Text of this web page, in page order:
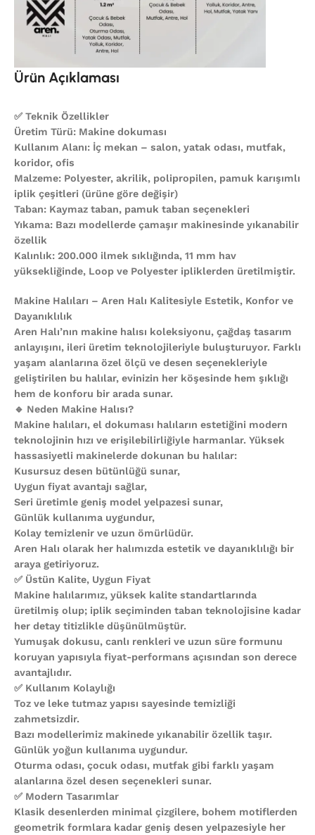
Ürün Açıklaması
✅ Teknik Özellikler
Üretim Türü: Makine dokuması
Kullanım Alanı: İç mekan – salon, yatak odası, mutfak,
koridor, ofis
Malzeme: Polyester, akrilik, polipropilen, pamuk karışımlı
iplik çeşitleri (ürüne göre değişir)
Taban: Kaymaz taban, pamuk taban seçenekleri
Yıkama: Bazı modellerde çamaşır makinesinde yıkanabilir
özellik
Kalınlık: 200.000 ilmek sıklığında, 11 mm hav
yüksekliğinde, Loop ve Polyester ipliklerden üretilmiştir.
Makine Halıları – Aren Halı Kalitesiyle Estetik, Konfor ve
Dayanıklılık
Aren Halı’nın makine halısı koleksiyonu, çağdaş tasarım
anlayışını, ileri üretim teknolojileriyle buluşturuyor. Farklı
yaşam alanlarına özel ölçü ve desen seçenekleriyle
geliştirilen bu halılar, evinizin her köşesinde hem şıklığı
hem de konforu bir arada sunar.
🔹 Neden Makine Halısı?
Makine halıları, el dokuması halıların estetiğini modern
teknolojinin hızı ve erişilebilirliğiyle harmanlar. Yüksek
hassasiyetli makinelerde dokunan bu halılar:
Kusursuz desen bütünlüğü sunar,
Uygun fiyat avantajı sağlar,
Seri üretimle geniş model yelpazesi sunar,
Günlük kullanıma uygundur,
Kolay temizlenir ve uzun ömürlüdür.
Aren Halı olarak her halımızda estetik ve dayanıklılığı bir
araya getiriyoruz.
✅ Üstün Kalite, Uygun Fiyat
Makine halılarımız, yüksek kalite standartlarında
üretilmiş olup; iplik seçiminden taban teknolojisine kadar
her detay titizlikle düşünülmüştür.
Yumuşak dokusu, canlı renkleri ve uzun süre formunu
koruyan yapısıyla fiyat-performans açısından son derece
avantajlıdır.
✅ Kullanım Kolaylığı
Toz ve leke tutmaz yapısı sayesinde temizliği
zahmetsizdir.
Bazı modellerimiz makinede yıkanabilir özellik taşır.
Günlük yoğun kullanıma uygundur.
Oturma odası, çocuk odası, mutfak gibi farklı yaşam
alanlarına özel desen seçenekleri sunar.
✅ Modern Tasarımlar
Klasik desenlerden minimal çizgilere, bohem motiflerden
geometrik formlara kadar geniş desen yelpazesiyle her